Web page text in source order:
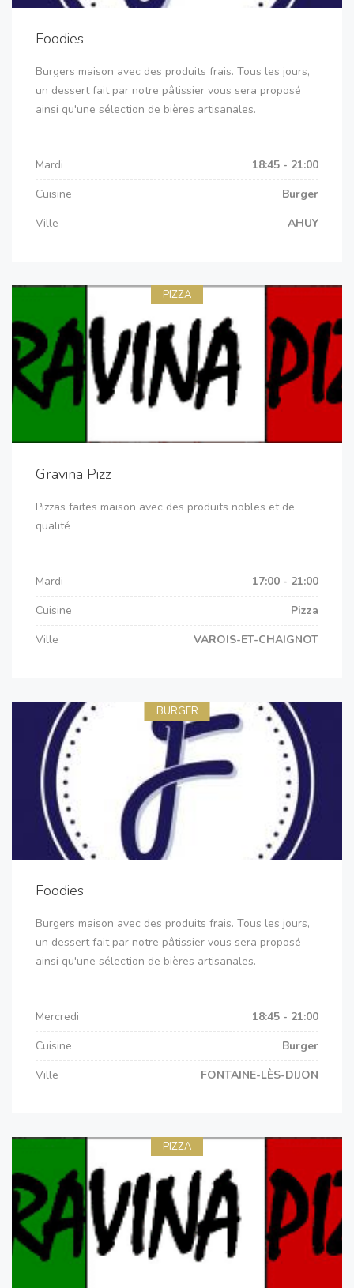
Foodies
Burgers maison avec des produits frais. Tous les jours,
un dessert fait par notre pâtissier vous sera proposé
ainsi qu'une sélection de bières artisanales.
Mardi
18:45 - 21:00
Cuisine
Burger
Ville
AHUY
PIZZA
Gravina Pizz
Pizzas faites maison avec des produits nobles et de
qualité
Mardi
17:00 - 21:00
Cuisine
Pizza
Ville
VAROIS-ET-CHAIGNOT
BURGER
Foodies
Burgers maison avec des produits frais. Tous les jours,
un dessert fait par notre pâtissier vous sera proposé
ainsi qu'une sélection de bières artisanales.
Mercredi
18:45 - 21:00
Cuisine
Burger
Ville
FONTAINE-LÈS-DIJON
PIZZA